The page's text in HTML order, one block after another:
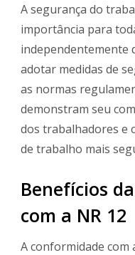
A segurança do
importância para
independentemente
adotar medidas de
as normas
demonstram seu
dos trabalhadores e
de trabalho mais
Benefícios
com a NR 12
A conformidade com